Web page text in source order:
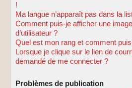
!
Ma langue n’apparaît pas dans la
Comment puis-je afficher une
d’utilisateur ?
Quel est mon rang et comment
Lorsque je clique sur le lien de
demandé de me connecter ?
Problèmes de publication